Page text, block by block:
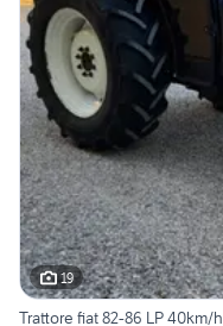
19
Trattore fiat 82-86 LP 40km/h